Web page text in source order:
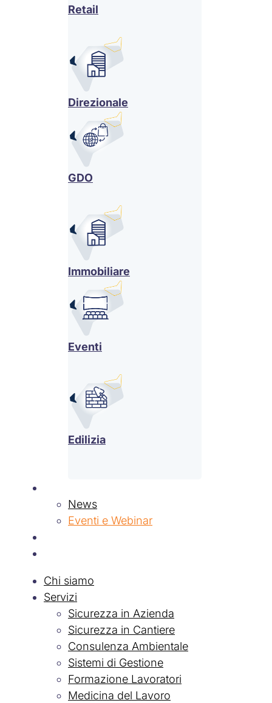
Retail
Direzionale
GDO
Immobiliare
Eventi
Edilizia
News
Eventi e Webinar
Chi siamo
Servizi
Sicurezza in Azienda
Sicurezza in Cantiere
Consulenza Ambientale
Sistemi di Gestione
Formazione Lavoratori
Medicina del Lavoro